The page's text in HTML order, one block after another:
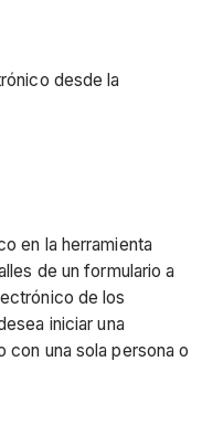
desde la
en la herramienta
de un formulario a
de los
iniciar una
con una sola persona o